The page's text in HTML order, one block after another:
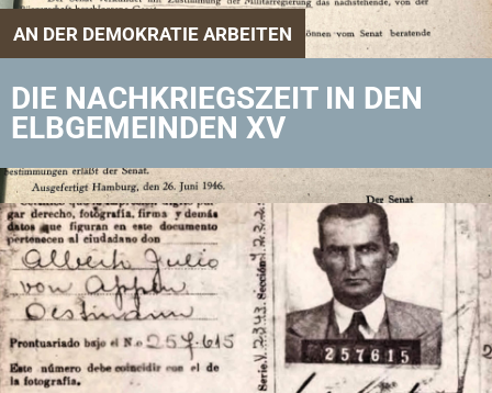
AN DER DEMOKRATIE ARBEITEN
DIE NACHKRIEGSZEIT IN DEN
ELBGEMEINDEN XV